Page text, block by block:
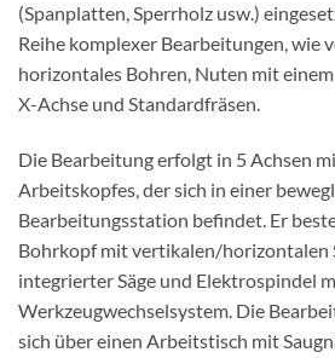
(Spanplatten, Sperrholz usw.)
Reihe komplexer Bearbeitungen, wie
horizontales Bohren, Nuten mit
X-Achse und Standardfräsen.
Die Bearbeitung erfolgt in 5 Achsen
Arbeitskopfes, der sich in einer
Bearbeitungsstation befindet. Er
Bohrkopf mit vertikalen/horizontalen
integrierter Säge und Elektrospindel
Werkzeugwechselsystem. Die
sich über einen Arbeitstisch mit